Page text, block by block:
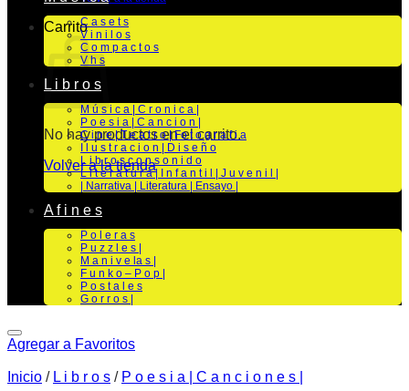
Carrito
No hay productos en el carrito.
Volver a la tienda
C a s e t s
V i n i l o s
C o m p a c t o s
V h s
L i b r o s
M ú s i c a | C r o n i c a |
P o e s i a | C a n c i o n |
C i n e | T e a t r o | Fo t o g r a f i a
I l u s t r a c i o n | D i s e ñ o
L i b r o s c o n s o n i d o
L i t e r a t u r a | I n f a n t i l | J u v e n i l |
| Narrativa | Literatura | Ensayo |
A f i n e s
P o l e r a s
P u z z l e s |
M a n i v e la s |
F u n k o – P o p |
P o s t a l e s
G o r r o s |
Agregar a Favoritos
Inicio / L i b r o s / P o e s i a | C a n c i o n e s |